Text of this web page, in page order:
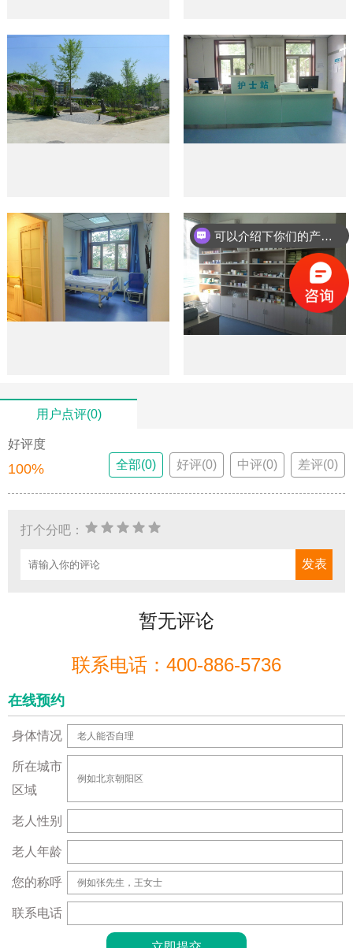
用户点评(0)
好评度
100% 全部(0) 好评(0) 中评(0) 差评(0)
打个分吧：
暂无评论
联系电话：400-886-5736
在线预约
身体情况
所在城市
区域
老人性别
老人年龄
您的称呼
联系电话
可以介绍下你们的产品么？